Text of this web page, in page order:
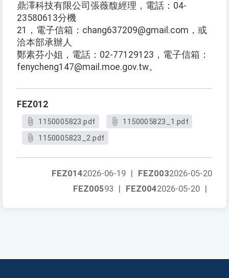
鼎澤科技有限公司張薇馥經理，電話：04-
23580613分機
21，電子信箱：chang637209@gmail.com，或
洽本部承辦人
鄭素芬小姐，電話：02-77129123，電子信箱：
fenycheng147@mail.moe.gov.tw。
FEZ012
1150005823.pdf
1150005823_1.pdf
1150005823_2.pdf
FEZ0032026-05-20
FEZ0142026-06-19 |
FEZ0042026-05-20 |
FEZ00593 |